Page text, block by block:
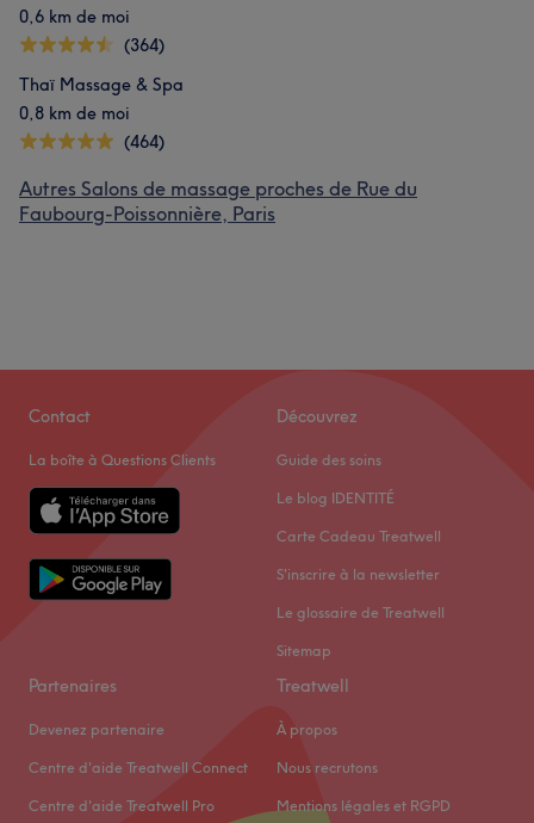
0,6 km de moi
(364)
Thaï Massage & Spa
0,8 km de moi
(464)
Autres Salons de massage proches de Rue du
Faubourg-Poissonnière, Paris
Contact
La boîte à Questions Clients
Découvrez
Guide des soins
Le blog IDENTITÉ
Carte Cadeau Treatwell
S'inscrire à la newsletter
Le glossaire de Treatwell
Sitemap
Partenaires
Devenez partenaire
Centre d'aide Treatwell Connect
Centre d'aide Treatwell Pro
Treatwell
À propos
Nous recrutons
Mentions légales et RGPD